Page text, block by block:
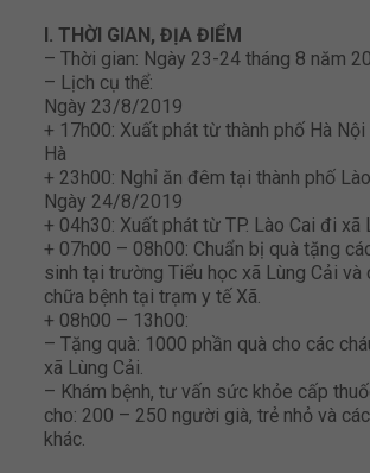
I. THỜI GIAN, ĐỊA ĐIỂM
– Thời gian: Ngày 23-24 tháng 8 năm
– Lịch cụ thể:
Ngày 23/8/2019
+ 17h00: Xuất phát từ thành phố Hà
Hà
+ 23h00: Nghỉ ăn đêm tại thành phố
Ngày 24/8/2019
+ 04h30: Xuất phát từ TP. Lào Cai đi xã
+ 07h00 – 08h00: Chuẩn bị quà tặng
sinh tại trường Tiểu học xã Lùng Cải và
chữa bệnh tại trạm y tế Xã.
+ 08h00 – 13h00:
– Tặng quà: 1000 phần quà cho các
xã Lùng Cải.
– Khám bệnh, tư vấn sức khỏe cấp
cho: 200 – 250 người già, trẻ nhỏ và
khác.